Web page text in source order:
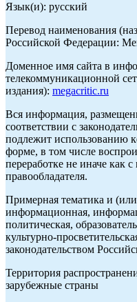
Язык(и): русский
Перевод наименования
Российской Федерации:
Доменное имя сайта в
телекоммуникационной
издания): megacritic.ru
Вся информация,
соответствии с
подлежит использованию
форме, в том числе
переработке не иначе как
правообладателя.
Примерная тематика и
информационная,
политическая,
культурно-
законодательством
Территория
зарубежные страны